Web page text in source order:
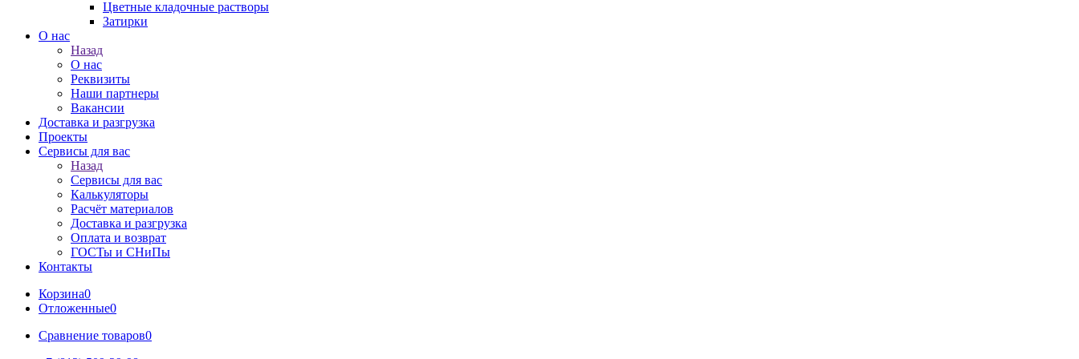
Цветные кладочные растворы
Затирки
О нас
Назад
О нас
Реквизиты
Наши партнеры
Вакансии
Доставка и разгрузка
Проекты
Сервисы для вас
Назад
Сервисы для вас
Калькуляторы
Расчёт материалов
Доставка и разгрузка
Оплата и возврат
ГОСТы и СНиПы
Контакты
Корзина0
Отложенные0
Сравнение товаров0